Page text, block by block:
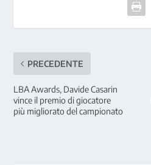
PRECEDENTE
LBA Awards, Davide Casarin
vince il premio di giocatore
più migliorato del campionato